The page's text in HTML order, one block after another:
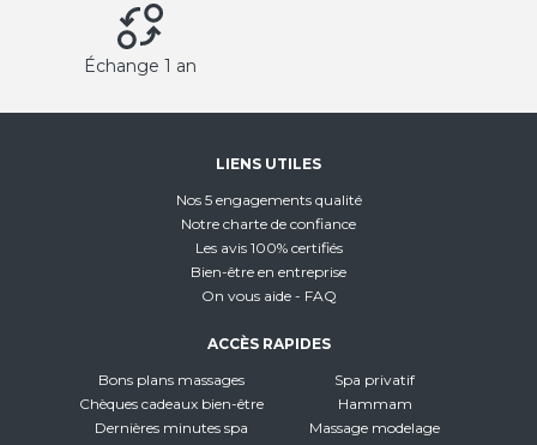
Échange 1 an
LIENS UTILES
Nos 5 engagements qualité
Notre charte de confiance
Les avis 100% certifiés
Bien-être en entreprise
On vous aide - FAQ
ACCÈS RAPIDES
Bons plans massages
Chèques cadeaux bien-être
Dernières minutes spa
Spa privatif
Hammam
Massage modelage